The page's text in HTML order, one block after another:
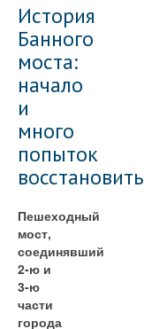
История
Банного
моста:
начало
и
много
попыток
восстановить
Пешеходный
мост,
соединявший
2-ю и
3-ю
части
города